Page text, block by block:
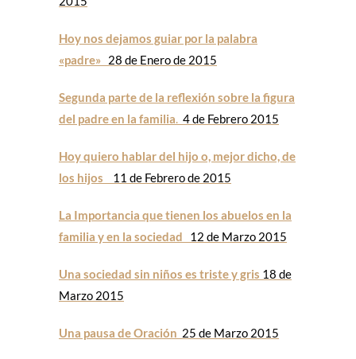
Hoy nos dejamos guiar por la palabra
«padre»
28 de Enero de 2015
Segunda parte de la reflexión sobre la figura
del padre en la familia. 4 de Febrero 2015
Hoy quiero hablar del hijo o, mejor dicho, de
los hijos
11 de Febrero de 2015
La Importancia que tienen los abuelos en la
familia y en la sociedad
12 de Marzo 2015
Una sociedad sin niños es triste y gris 18 de
Marzo 2015
Una pausa de Oración 25 de Marzo 2015